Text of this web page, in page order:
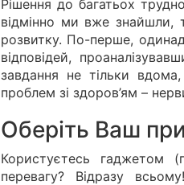
Рішення до багатьох
відмінно ми вже знайшли,
розвитку. По-перше,
відповідей,
завдання не тільки
проблем зі здоров’ям –
Оберіть Ваш
Користуєтесь гаджетом
перевагу? Відразу